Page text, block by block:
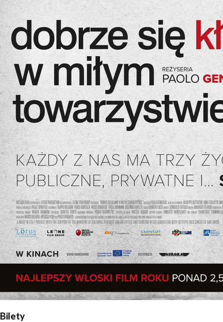
Wyrażam zgodę na przetwarzanie danych osobowych
w celu skorzystania z usługi newsletter.
Administratorem danych osobowych jest Centrum
Kultury ZAMEK z siedzibą w Poznaniu. Zapoznałem/am
się z informacjami dotyczącymi przetwarzania danych
osobowych, które są zawarte w
Polityce prywatności.
WYŚLIJ
Bilety